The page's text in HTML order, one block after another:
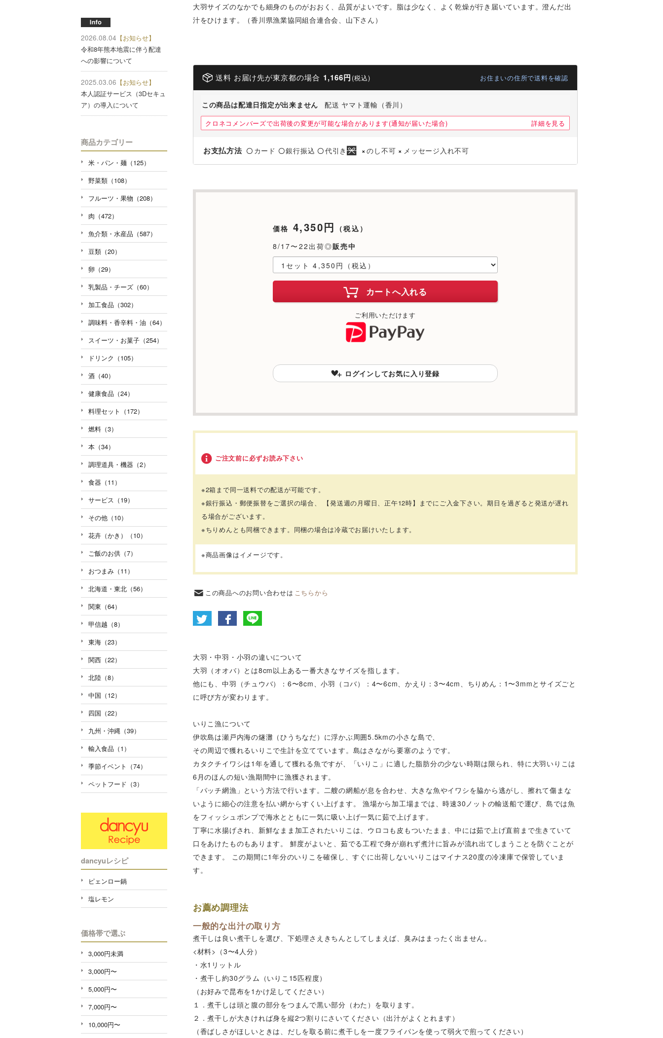
大羽サイズのなかでも細身のものがおおく、品質がよいです。脂は少なく、よく乾燥が行き届いています。澄んだ出
汁をひけます。（香川県漁業協同組合連合会、山下さん）
送料 お届け先が東京都の場合 1,166円 (税込) お住まいの住所で送料を確認
この商品は配達日指定が出来ません 配送 ヤマト運輸（香川）
クロネコメンバーズで出荷後の変更が可能な場合があります(通知が届いた場合) 詳細を見る
お支払方法 〇 カード 〇銀行振込 〇代引き × のし不可 × メッセージ入れ不可
価格 4,350円
（税込）
8/17〜22出荷◎販売中
カートへ入れる
ご利用いただけます
ログインしてお気に入り登録
ご注文前に必ずお読み下さい
※2箱まで同一送料での配送が可能です。
※銀行振込・郵便振替をご選択の場合、 【発送週の月曜日、正午12時】までにご入金下さい。期日を過ぎると発送が遅れ
る場合がございます。
※ちりめんとも同梱できます。同梱の場合は冷蔵でお届けいたします。
※商品画像はイメージです。
この商品へのお問い合わせは こちらから
大羽・中羽・小羽の違いについて
大羽（オオバ）とは8cm以上ある一番大きなサイズを指します。
他にも、中羽（チュウバ）：6〜8cm、小羽（コバ）：4〜6cm、かえり：3〜4cm、ちりめん：1〜3mmとサイズごと
に呼び方が変わります。
いりこ漁について
伊吹島は瀬戸内海の燧灘（ひうちなだ）に浮かぶ周囲5.5kmの小さな島で、
その周辺で獲れるいりこで生計を立てています。島はさながら要塞のようです。
カタクチイワシは1年を通して獲れる魚ですが、「いりこ」に適した脂肪分の少ない時期は限られ、特に大羽いりこは
6月のほんの短い漁期間中に漁獲されます。
「パッチ網漁」という方法で行います。二艘の網船が息を合わせ、大きな魚やイワシを脇から逃がし、擦れて傷まな
いように細心の注意を払い網からすくい上げます。 漁場から加工場までは、時速30ノットの輸送船で運び、島では魚
をフィッシュポンプで海水とともに一気に吸い上げ一気に茹で上げます。
丁寧に水揚げされ、新鮮なまま加工されたいりこは、ウロコも皮もついたまま、中には茹で上げ直前まで生きていて
口をあけたものもあります。 鮮度がよいと、茹でる工程で身が崩れず煮汁に旨みが流れ出てしまうことを防ぐことが
できます。 この期間に1年分のいりこを確保し、すぐに出荷しないいりこはマイナス20度の冷凍庫で保管していま
す。
お薦め調理法
一般的な出汁の取り方
煮干しは良い煮干しを選び、下処理さえきちんとしてしまえば、臭みはまったく出ません。
<材料>（3〜4人分）
・水1リットル
・煮干し約30グラム（いりこ15匹程度）
（お好みで昆布を1かけ足してください）
１．煮干しは頭と腹の部分をつまんで黒い部分（わた）を取ります。
２．煮干しが大きければ身を縦2つ割りにさいてください（出汁がよくとれます）
（香ばしさがほしいときは、だしを取る前に煮干しを一度フライパンを使って弱火で煎ってください）
2026.08.04 【お知らせ】
令和8年熊本地震に伴う配達
への影響について
2025.03.06 【お知らせ】
本人認証サービス（3Dセキュ
ア）の導入について
商品カテゴリー
米・パン・麺（125）
野菜類（108）
フルーツ・果物（208）
肉（472）
魚介類・水産品（587）
豆類（20）
卵（29）
乳製品・チーズ（60）
加工食品（302）
調味料・香辛料・油（64）
スイーツ・お菓子（254）
ドリンク（105）
酒（40）
健康食品（24）
料理セット（172）
燃料（3）
本（34）
調理道具・機器（2）
食器（11）
サービス（19）
その他（10）
花卉（かき）（10）
ご飯のお供（7）
おつまみ（11）
北海道・東北（56）
関東（64）
甲信越（8）
東海（23）
関西（22）
北陸（8）
中国（12）
四国（22）
九州・沖縄（39）
輸入食品（1）
季節イベント（74）
ペットフード（3）
dancyuレシピ
ピェンロー鍋
塩レモン
価格帯で選ぶ
3,000円未満
3,000円〜
5,000円〜
7,000円〜
10,000円〜